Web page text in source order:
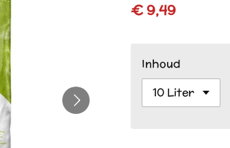
€ 9,49
Inhoud